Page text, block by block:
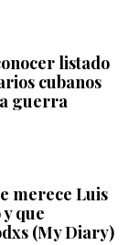
listado
cubanos
guerra
merece Luis
que
(My Diary)